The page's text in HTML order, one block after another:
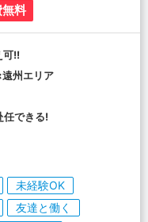
料
可!!
州エリア
任できる!
未経験OK
友達と働く